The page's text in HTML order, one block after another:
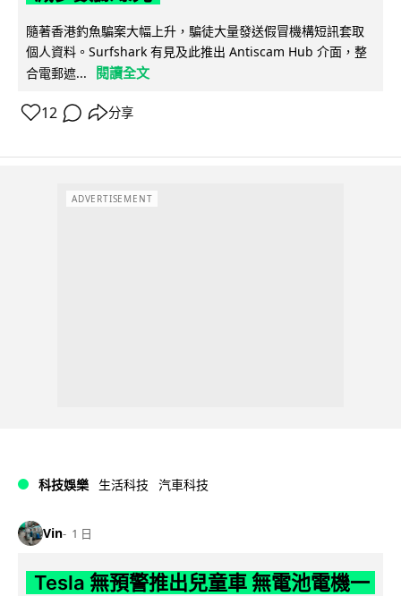
隨著香港釣魚騙案大幅上升，騙徒大量發送假冒機構短訊套取
個人資料。Surfshark 有見及此推出 Antiscam Hub 介面，整
合電郵遮...
閱讀全文
12 分享
ADVERTISEMENT
科技娛樂 生活科技 汽車科技
Vin 1 日
Tesla 無預警推出兒童車 無電池電機一